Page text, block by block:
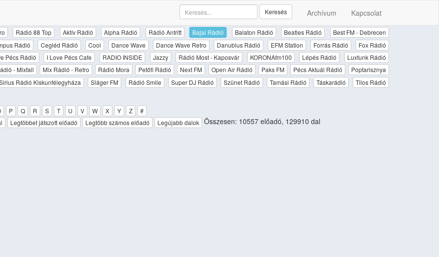
Archívum Kapcsolat
Keresés
Rádió 88 Top Aktív Rádió Alpha Rádió Rádió Antritt Bajai Rádió Balaton Rádió Beatles Rádió
Best FM - Debrecen
Rádió Cegléd Rádió Cool Dance Wave Dance Wave Retro Danubius Rádió EFM Station Forrás Rádió
Fox Rádió
Pécs Rádió I Love Pécs Cafe RADIO INSIDE Jazzy Rádió Most - Kaposvár KORONAfm100 Lépés Rádió
Luxfunk Rádió
- Mixfall Mix Rádió - Retro Rádió Mora Petőfi Rádió Next FM Open Air Rádió Paks FM Pécs Aktuál Rádió
Poptarisznya
Rádió Kiskunfélegyháza Sláger FM Rádió Smile Super DJ Rádió Szünet Rádió Tamási Rádió Táskarádió
Tilos Rádió
P Q R S T U V W X Y Z
#
Legtöbbet játszott előadó Legtöbb számos előadó Legújabb dalok Összesen: 10557 előadó, 129910 dal